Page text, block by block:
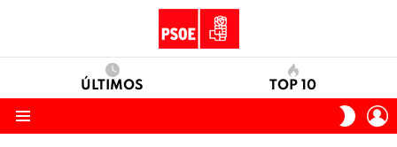
ÚLTIMOS TOP 10
SKIN